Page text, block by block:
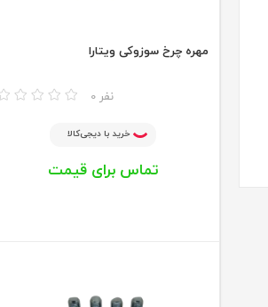
مهره چرخ سوزوکی ویتارا
0 نفر
خرید با دیجی‌کالا
تماس برای قیمت